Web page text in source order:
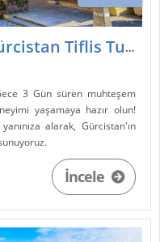
Turu 2 Gece 3 Gün
3 Gün süren muhteşem
yaşamaya hazır olun!
alarak, Gürcistan'ın
İncele